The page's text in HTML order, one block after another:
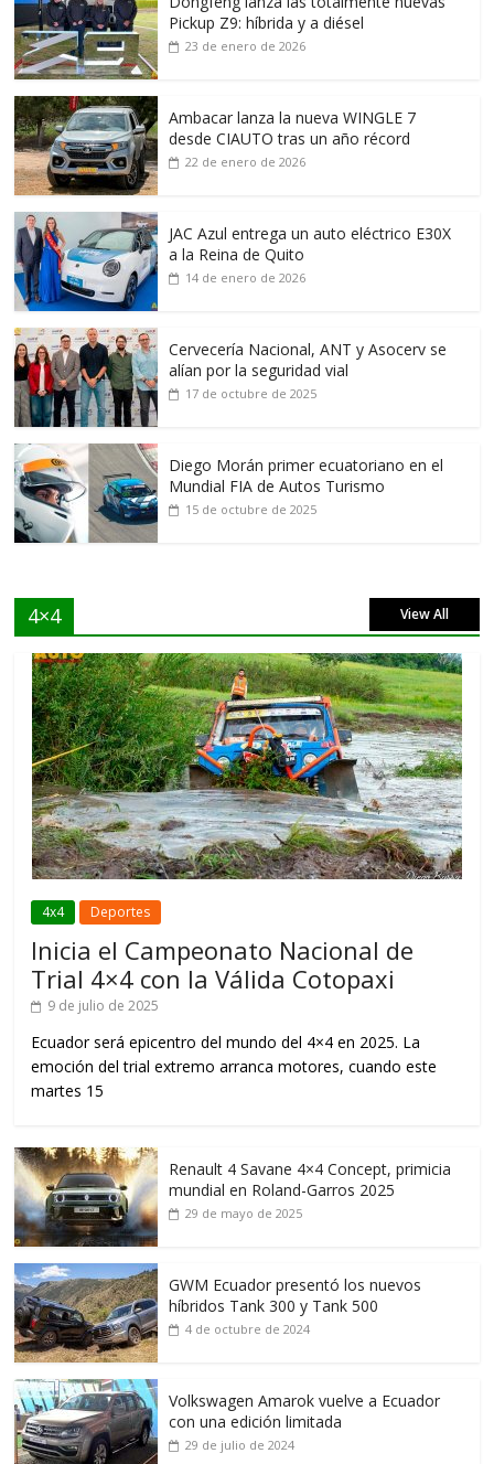
Pickup Z9: híbrida y a diésel
23 de enero de 2026
Ambacar lanza la nueva WINGLE 7
desde CIAUTO tras un año récord
22 de enero de 2026
JAC Azul entrega un auto eléctrico E30X
a la Reina de Quito
14 de enero de 2026
Cervecería Nacional, ANT y Asocerv se
alían por la seguridad vial
17 de octubre de 2025
Diego Morán primer ecuatoriano en el
Mundial FIA de Autos Turismo
15 de octubre de 2025
4×4 View All
4x4 Deportes
Inicia el Campeonato Nacional de
Trial 4×4 con la Válida Cotopaxi
9 de julio de 2025
Ecuador será epicentro del mundo del 4×4 en 2025. La
emoción del trial extremo arranca motores, cuando este
martes 15
Renault 4 Savane 4×4 Concept, primicia
mundial en Roland-Garros 2025
29 de mayo de 2025
GWM Ecuador presentó los nuevos
híbridos Tank 300 y Tank 500
4 de octubre de 2024
Volkswagen Amarok vuelve a Ecuador
con una edición limitada
29 de julio de 2024